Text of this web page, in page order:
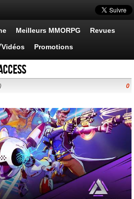
Meilleurs MMORPG Revues
Vidéos Promotions
) 0